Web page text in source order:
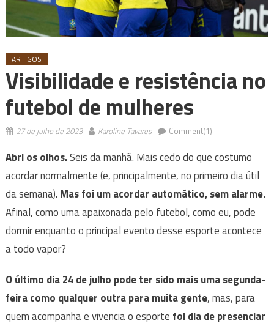
ARTIGOS
Visibilidade e resistência no
futebol de mulheres
27 de julho de 2023 Karoline Tavares Comment(1)
Abri os olhos.Seis da manhã. Mais cedo do que costumo
acordar normalmente (e, principalmente, no primeiro dia útil
da semana). Mas foi um acordar automático, sem alarme.
Afinal, como uma apaixonada pelo futebol, como eu, pode
dormir enquanto o principal evento desse esporte acontece
a todo vapor?
O último dia 24 de julho pode ter sido mais uma segunda-
feira como qualquer outra para muita gente, mas, para
quem acompanha e vivencia o esporte foi dia de presenciar